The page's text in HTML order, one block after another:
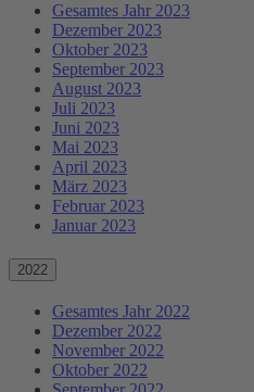
Gesamtes Jahr 2023
Dezember 2023
Oktober 2023
September 2023
August 2023
Juli 2023
Juni 2023
Mai 2023
April 2023
März 2023
Februar 2023
Januar 2023
2022
Gesamtes Jahr 2022
Dezember 2022
November 2022
Oktober 2022